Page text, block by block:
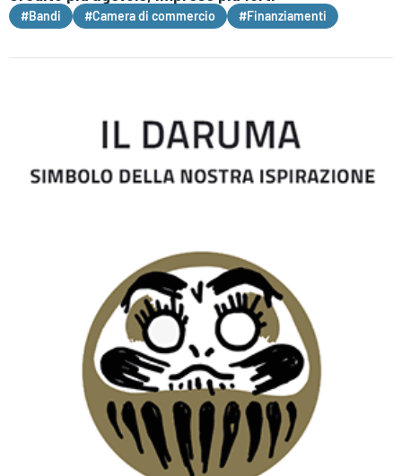
#Bandi #Camera di commercio #Finanziamenti